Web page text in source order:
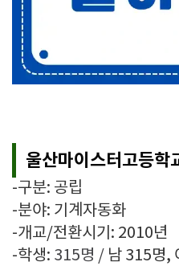
울산마이스터고등학
-구분: 공립
-분야: 기계자동화
-개교/전환시기: 2010년
-학생: 315명 / 남 315명,